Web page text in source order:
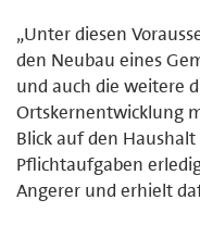
„Unter diesen
den Neubau eines
und auch die weitere
Ortskernentwicklung
Blick auf den
Pflichtaufgaben
Angerer und erhielt